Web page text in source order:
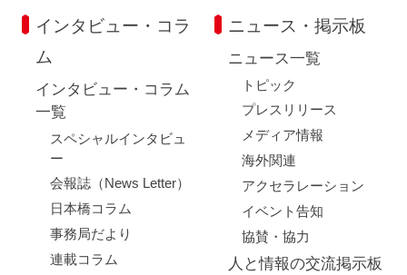
インタビュー・コラ
ム
インタビュー・コラム
一覧
スペシャルインタビュ
ー
会報誌（News Letter）
日本橋コラム
事務局だより
連載コラム
ニュース・掲示板
ニュース一覧
トピック
プレスリリース
メディア情報
海外関連
アクセラレーション
イベント告知
協賛・協力
人と情報の交流掲示板